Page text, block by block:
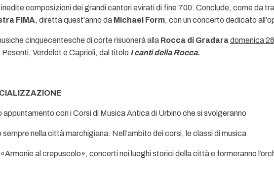
composizioni dei grandi cantori evirati di fine 700. Conclude, come da
FIMA, diretta quest'anno da Michael Form, con un concerto dedicato
cinquecentesche di corte risuonerà alla Rocca di Gradaradomenica 28
Pesenti, Verdelot e Caprioli, dal titolo I canti della Rocca.
appuntamento con i Corsi di Musica Antica di Urbino che si svolgeranno
sempre nella città marchigiana. Nell’ambito dei corsi, le classi di musica
al crepuscolo», concerti nei luoghi storici della città e formeranno